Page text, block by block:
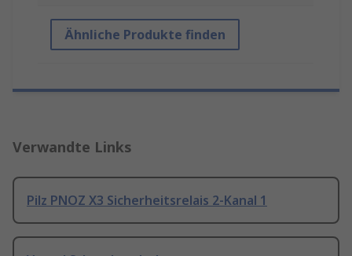
Ähnliche Produkte finden
Verwandte Links
Pilz PNOZ X3 Sicherheitsrelais 2-Kanal 1